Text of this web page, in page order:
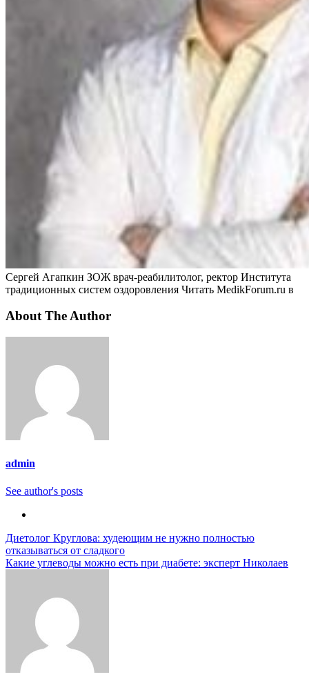
Сергей Агапкин ЗОЖ врач-реабилитолог, ректор Института
традиционных систем оздоровления Читать MedikForum.ru в
About The Author
admin
See author's posts
Навигация
по
Диетолог Круглова: худеющим не нужно полностью
отказываться от сладкого
Какие углеводы можно есть при диабете: эксперт Николаев